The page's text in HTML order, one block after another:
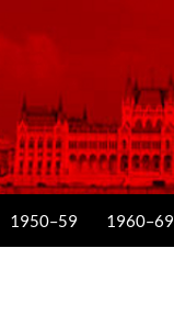
1950–59 1960–69